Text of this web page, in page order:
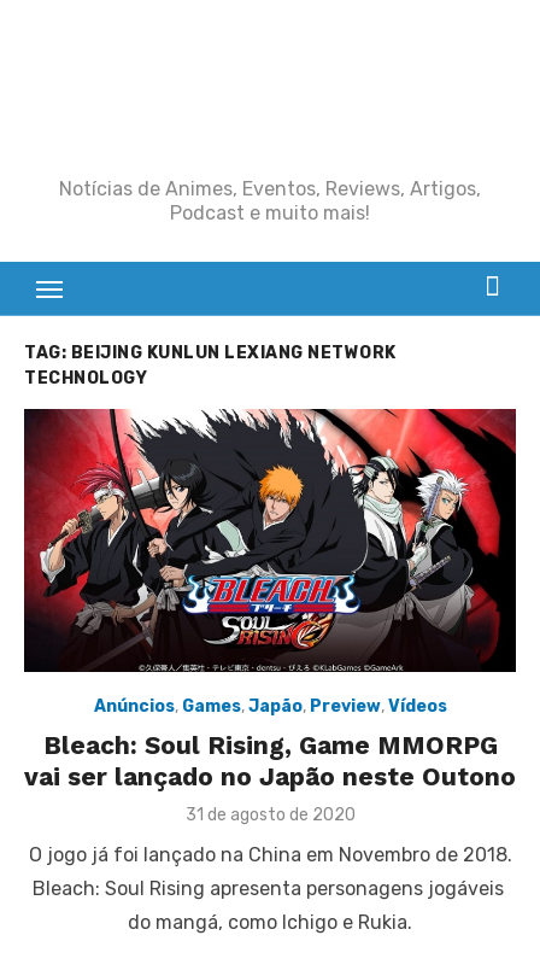
Notícias de Animes, Eventos, Reviews, Artigos,
Podcast e muito mais!
TAG: BEIJING KUNLUN LEXIANG NETWORK
TECHNOLOGY
Anúncios, Games,Japão, Preview,Vídeos
Bleach: Soul Rising, Game MMORPG
vai ser lançado no Japão neste Outono
Posted
31 de agosto de 2020
O jogo já foi lançado na China em Novembro de 2018.
Bleach: Soul Rising apresenta personagens jogáveis ​​
do mangá, como Ichigo e Rukia.